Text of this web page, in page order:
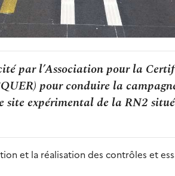
par l’Association pour la
pour conduire la
expérimental de la RN2
et la réalisation des contrôles et